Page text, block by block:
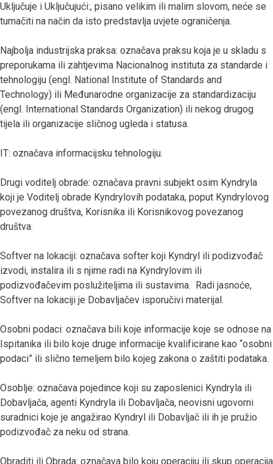
Uključuje i Uključujući:, pisano velikim ili malim slovom, neće se
tumačiti na način da isto predstavlja uvjete ograničenja.
Najbolja industrijska praksa: označava praksu koja je u skladu s
preporukama ili zahtjevima Nacionalnog instituta za standarde i
tehnologiju (engl. National Institute of Standards and
Technology) ili Međunarodne organizacije za standardizaciju
(engl. International Standards Organization) ili nekog drugog
tijela ili organizacije sličnog ugleda i statusa.
IT: označava informacijsku tehnologiju.
Drugi voditelj obrade: označava pravni subjekt osim Kyndryla
koji je Voditelj obrade Kyndrylovih podataka, poput Kyndrylovog
povezanog društva, Korisnika ili Korisnikovog povezanog
društva.
Softver na lokaciji: označava softer koji Kyndryl ili podizvođač
izvodi, instalira ili s njime radi na Kyndrylovim ili
podizvođačevim poslužiteljima ili sustavima. Radi jasnoće,
Softver na lokaciji je Dobavljačev isporučivi materijal.
Osobni podaci: označava bili koje informacije koje se odnose na
Ispitanika ili bilo koje druge informacije kvalificirane kao “osobni
podaci” ili slično temeljem bilo kojeg zakona o zaštiti podataka.
Osoblje: označava pojedince koji su zaposlenici Kyndryla ili
Dobavljača, agenti Kyndryla ili Dobavljača, neovisni ugovorni
suradnici koje je angažirao Kyndryl ili Dobavljač ili ih je pružio
podizvođač za neku od strana.
Obraditi ili Obrada: označava bilo koju operaciju ili skup operacija